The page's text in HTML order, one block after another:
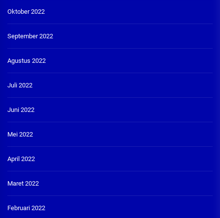
Oktober 2022
September 2022
Agustus 2022
Juli 2022
Juni 2022
Mei 2022
April 2022
Maret 2022
Februari 2022